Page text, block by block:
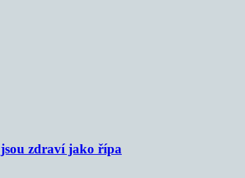
zdraví jako řípa